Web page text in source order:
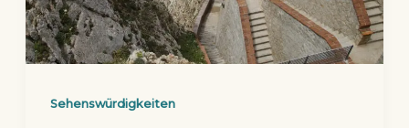
Sehenswürdigkeiten